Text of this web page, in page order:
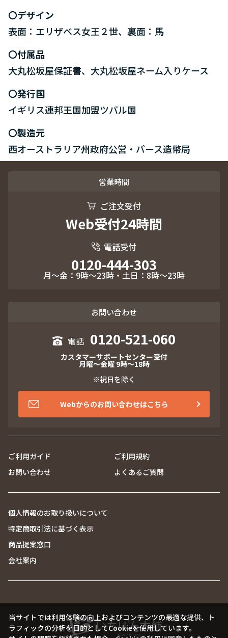
デザイン
表面：エリザベス女王２世、裏面：馬
付属品
大丸松坂屋保証書、大丸松坂屋ネーム入りケース
発行国
イギリス連邦王国加盟ツバル国
製造元
西オーストラリア州政府公営・パース造幣局
営業時間
ご注文受付
Web受付24時間
電話受付
0120-444-303
月～金：9時～23時・土日：8時～23時
お問い合わせ
0120-521-060
カスタマーサポートセンター受付
月曜～金曜 9時～18時
※祝日を除く
Webからのお問い合わせはこちら
ご利用ガイド
ご利用規約
お問い合わせ
よくあるご質問
個人情報のお取り扱いについて
特定商取引法に基づく表示
商品提案窓口
会社案内
当サイトでは利用体験の向上およびコンテンツの最適な提供、ト
ラフィックの分析を目的としてCookieを使用しています。